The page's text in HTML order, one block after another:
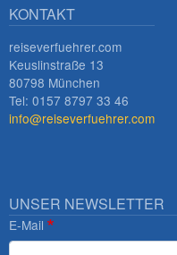
KONTAKT
reiseverfuehrer.com
Keuslinstraße 13
80798 München
Tel: 0157 8797 33 46
info@reiseverfuehrer.com
UNSER NEWSLETTER
E-Mail